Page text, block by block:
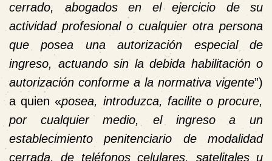
cerrado, abogados en el ejercicio de su
actividad profesional o cualquier otra persona
que posea una autorización especial de
ingreso, actuando sin la debida habilitación o
autorización conforme a la normativa vigente”)
a quien «posea, introduzca, facilite o procure,
por cualquier medio, el ingreso a un
establecimiento penitenciario de modalidad
cerrada, de teléfonos celulares, satelitales u